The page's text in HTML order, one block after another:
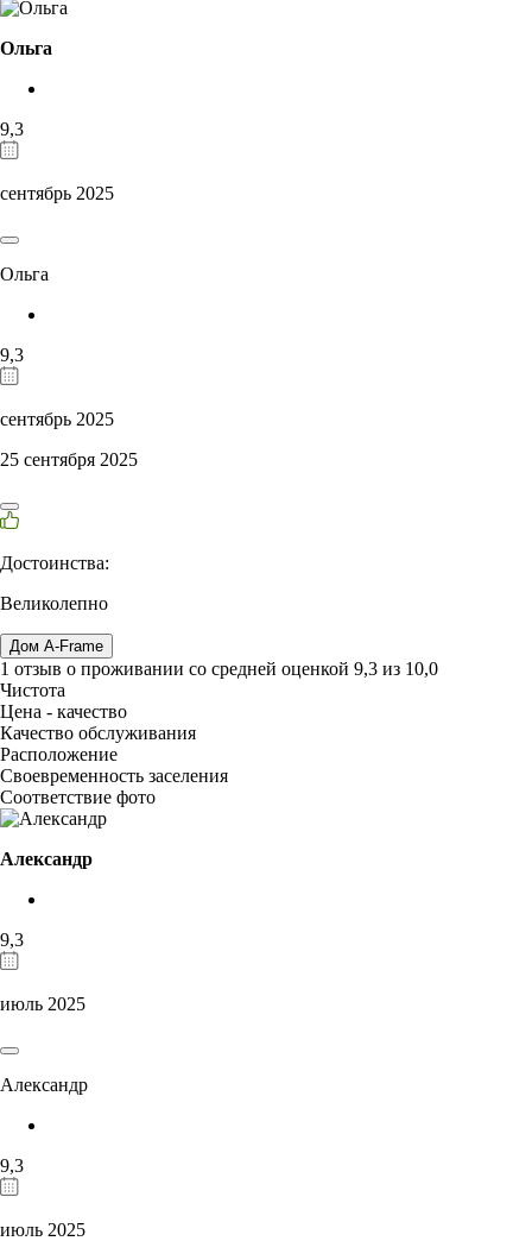
Ольга
9,3
сентябрь 2025
Ольга
9,3
сентябрь 2025
25 сентября 2025
Достоинства:
Великолепно
Дом A-Frame
1 отзыв о проживании со средней оценкой 9,3 из 10,0
Чистота
Цена - качество
Качество обслуживания
Расположение
Своевременность заселения
Соответствие фото
Александр
9,3
июль 2025
Александр
9,3
июль 2025